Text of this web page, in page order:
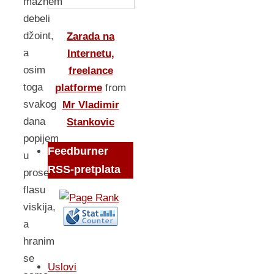
debeli
džoint,
a
osim
toga
svakog
dana
popijem
u
proseku
flasu
viskija,
a
hranim
se
Zarada na
Internetu,
freelance
platforme from
Mr Vladimir
Stankovic
Feedburner
RSS-pretplata
Uslovi